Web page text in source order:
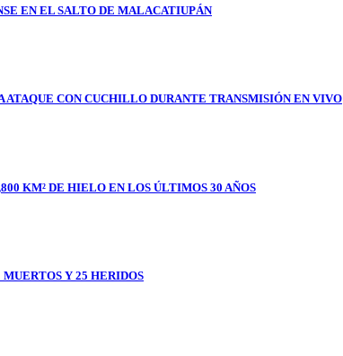
EN EL SALTO DE MALACATIUPÁN
CON CUCHILLO DURANTE TRANSMISIÓN EN VIVO
KM² DE HIELO EN LOS ÚLTIMOS 30 AÑOS
Y 25 HERIDOS